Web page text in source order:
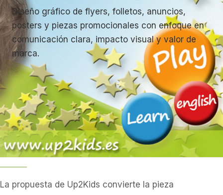
Diseño gráfico de flyers, folletos, anuncios,
posters y piezas promocionales con enfoque en
comunicación clara, impacto visual y valor de
marca.
La propuesta de Up2Kids convierte la pieza